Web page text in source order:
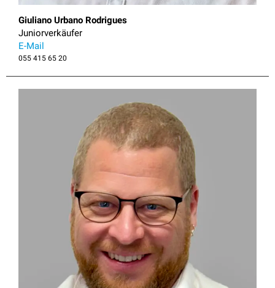
Giuliano Urbano Rodrigues
Juniorverkäufer
E-Mail
055 415 65 20